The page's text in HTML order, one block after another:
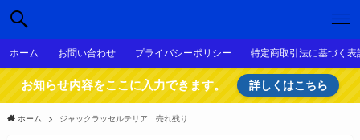
ホーム お問い合わせ プライバシーポリシー 特定商取引法に基づく表
お知らせ内容をここに入力できます。 詳しくはこちら
ホーム ジャックラッセルテリア 売れ残り